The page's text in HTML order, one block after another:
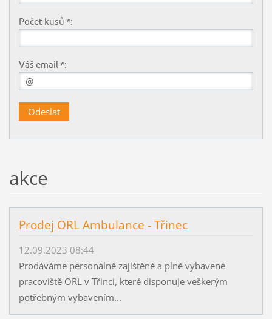
Počet kusů *:
Váš email *:
akce
Prodej ORL Ambulance - Třinec
12.09.2023 08:44
Prodáváme personálně zajištěné a plně vybavené
pracoviště ORL v Třinci, které disponuje veškerým
potřebným vybavením...